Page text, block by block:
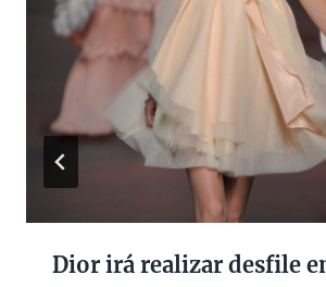
Dior irá realizar desfile